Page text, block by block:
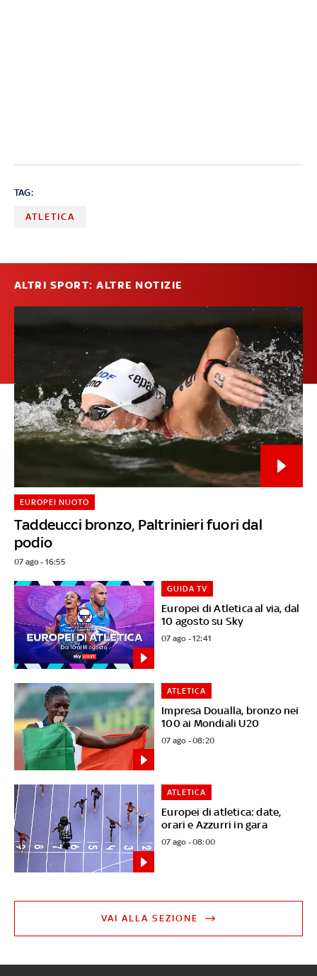
TAG:
ATLETICA
ALTRI SPORT: ALTRE NOTIZIE
Taddeucci bronzo, Paltrinieri fuori dal
podio
EUROPEI NUOTO
07 ago - 16:55
Europei di Atletica al via, dal
10 agosto su Sky
GUIDA TV
07 ago - 12:41
Impresa Doualla, bronzo nei
100 ai Mondiali U20
ATLETICA
07 ago - 08:20
Europei di atletica: date,
orari e Azzurri in gara
ATLETICA
07 ago - 08:00
VAI ALLA SEZIONE